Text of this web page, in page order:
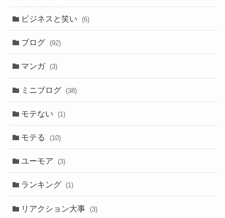
ビジネスと笑い (6)
ブログ (92)
マンガ (3)
ミニブログ (38)
モテない (1)
モテる (10)
ユーモア (3)
ランキング (1)
リアクション大事 (3)